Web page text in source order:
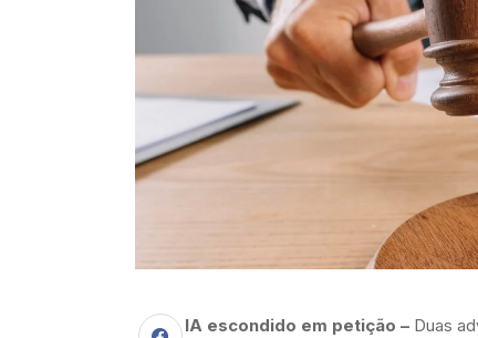
IA escondido em petição – Duas